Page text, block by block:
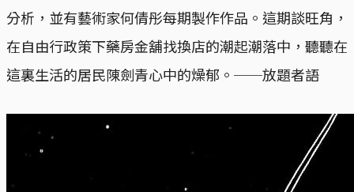
分析，並有藝術家何倩彤每期製作作品。這期談旺角，
在自由行政策下藥房金舖找換店的潮起潮落中，聽聽在
這裏生活的居民陳劍青心中的燥郁。──放題者語